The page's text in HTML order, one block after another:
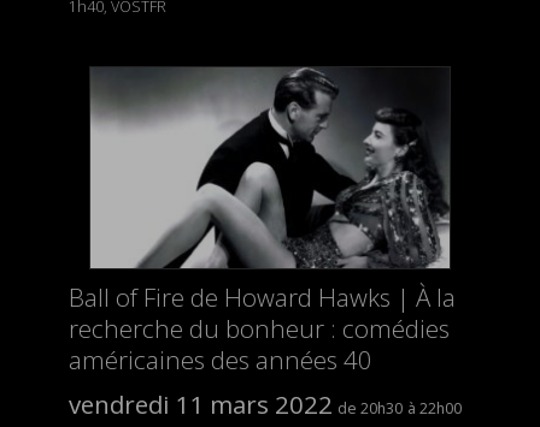
1h40, VOSTFR
Ball of Fire de Howard Hawks | À la
recherche du bonheur : comédies
américaines des années 40
vendredi 11 mars 2022
20h30 22h00